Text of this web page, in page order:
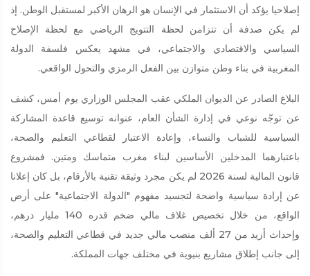
إصلاحيا يؤكد أن الاستثمار في الإنسان هو الرهان الأكبر لمستقبل الوطن. إذ
لم يكن صدفة أن تتزامن لحظة التتويج الرياضي مع لحظة الإصلاح
السياسي والاقتصادي والاجتماعي، في مشهد يعكس فلسفة الدولة
المغربية في بناء وطن متوازن بين الفعل الرمزي والتحول الواقعي.
البلاغ الصادر عن الديوان الملكي عقب المجلس الوزاري يوم أمس، كشف
عن توجّه نوعي في إدارة الشأن العام، عنوانه توسيع قاعدة المشاركة
السياسية للشباب والنساء، وإعادة الاعتبار لقطاعي التعليم والصحة،
باعتبارهما المدخلين الأساسين لبناء مغرب متماسك ومتين. فمشروع
قانون المالية لسنة 2026 لم يكن مجرد وثيقة تقنية بالأرقام، بل كان إعلانا
عن إرادة سياسية واضحة لتجسيد مفهوم "الدولة الاجتماعية" على أرض
الواقع، من خلال تخصيص غلاف مالي ضخم قدره 140 مليار درهم،
وإحداث أزيد من 27 ألف منصب مالي جديد في قطاعي التعليم والصحة،
إلى جانب إطلاق مشاريع بنيوية في مختلف جهات المملكة.